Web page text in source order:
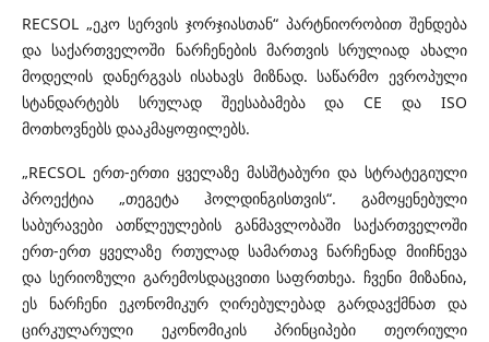
RECSOL „ეკო სერვის ჯორჯიასთან“ პარტნიორობით შენდება
და საქართველოში ნარჩენების მართვის სრულიად ახალი
მოდელის დანერგვას ისახავს მიზნად. საწარმო ევროპული
სტანდარტებს სრულად შეესაბამება და CE და ISO
მოთხოვნებს დააკმაყოფილებს.
„RECSOL ერთ-ერთი ყველაზე მასშტაბური და სტრატეგიული
პროექტია „თეგეტა ჰოლდინგისთვის“. გამოყენებული
საბურავები ათწლეულების განმავლობაში საქართველოში
ერთ-ერთ ყველაზე რთულად სამართავ ნარჩენად მიიჩნევა
და სერიოზული გარემოსდაცვითი საფრთხეა. ჩვენი მიზანია,
ეს ნარჩენი ეკონომიკურ ღირებულებად გარდავქმნათ და
ცირკულარული ეკონომიკის პრინციპები თეორიული